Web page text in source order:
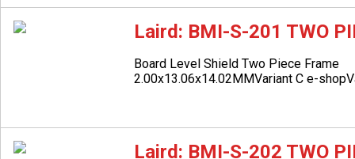
Laird: BMI-S-201 TWO
Board Level Shield Two Piece Frame
2.00x13.06x14.02MMVariant Ce-shop
Laird: BMI-S-202 TWO